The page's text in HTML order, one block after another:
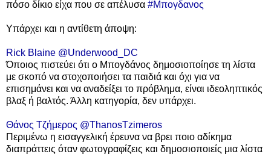
πόσο δίκιο είχα που σε απέλυσα #Μπογδανος
Υπάρχει και η αντίθετη άποψη:
Rick Blaine @Underwood_DC
Όποιος πιστεύει ότι ο Μπογδάνος δημοσιοποίησε τη λίστα
με σκοπό να στοχοποιήσει τα παιδιά και όχι για να
επισημάνει και να αναδείξει το πρόβλημα, είναι ιδεοληπτικός
βλαξ ή βαλτός. Άλλη κατηγορία, δεν υπάρχει.
Θάνος Τζήμερος @ThanosTzimeros
Περιμένω η εισαγγελική έρευνα να βρει ποιο αδίκημα
διαπράττεις όταν φωτογραφίζεις και δημοσιοποιείς μια λίστα